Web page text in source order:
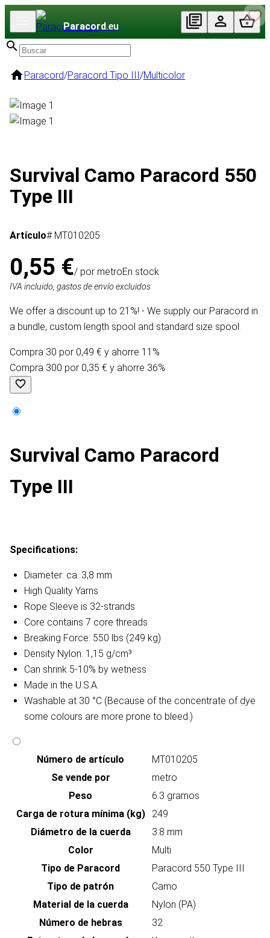
Paracord.eu
Paracord/Paracord Tipo III/Multicolor
Survival Camo Paracord 550
Type III
Artículo# MT010205
0,55 €/ por metroEn stock
IVA incluido, gastos de envío excluidos
We offer a discount up to 21%! - We supply our Paracord in
a bundle, custom length spool and standard size spool.
Compra 30 por 0,49 € y ahorre 11%
Compra 300 por 0,35 € y ahorre 36%
Survival Camo Paracord
Type III
Specifications:
Diameter: ca. 3,8 mm
High Quality Yarns
Rope Sleeve is 32-strands
Core contains 7 core threads
Breaking Force: 550 lbs (249 kg)
Density Nylon: 1,15 g/cm³
Can shrink 5-10% by wetness
Made in the U.S.A.
Washable at 30 °C (Because of the concentrate of dye
some colours are more prone to bleed.)
Número de artículo
MT010205
Se vende por
metro
Peso
6.3 gramos
Carga de rotura mínima (kg)
249
Diámetro de la cuerda
3.8 mm
Color
Multi
Tipo de Paracord
Paracord 550 Type III
Tipo de patrón
Camo
Material de la cuerda
Nylon (PA)
Número de hebras
32